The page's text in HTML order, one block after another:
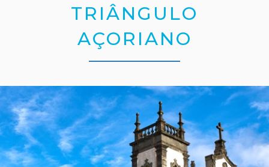
TRIÂNGULO
AÇORIANO